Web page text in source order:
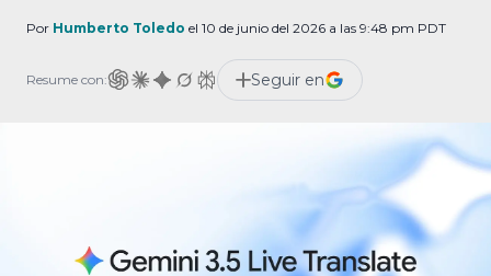
Por Humberto Toledo el 10 de junio del 2026 a las 9:48 pm PDT
Resume con: Seguir en